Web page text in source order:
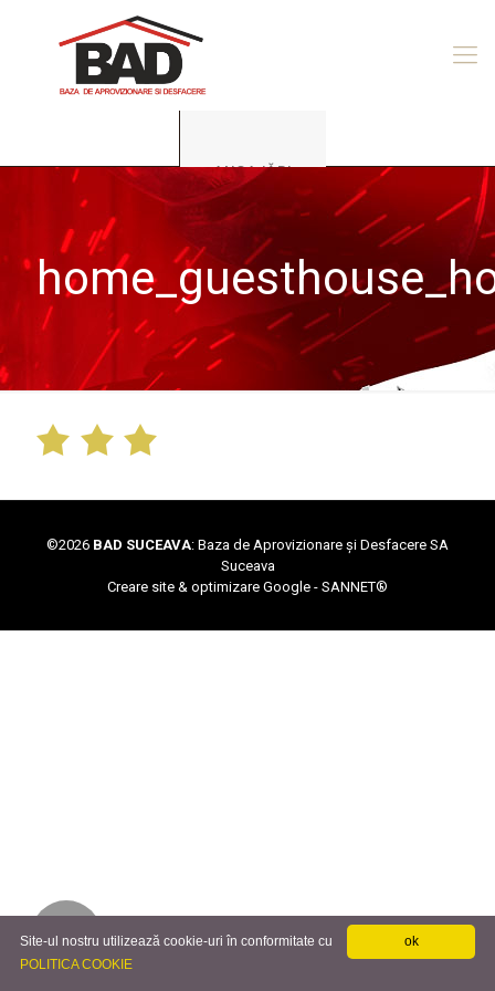
ANGAJĂRI
©2026 BAD SUCEAVA: Baza de Aprovizionare și Desfacere SA
Suceava
Creare site & optimizare Google - SANNET®
ok
Site-ul nostru utilizează cookie-uri în conformitate cu
POLITICA COOKIE